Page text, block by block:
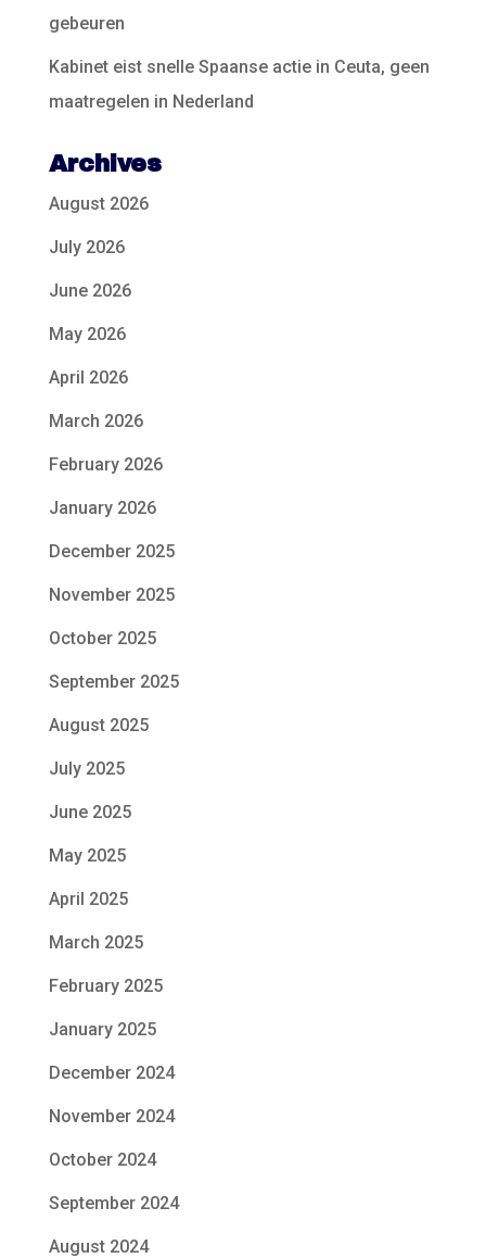
gebeuren
Kabinet eist snelle Spaanse actie in Ceuta, geen
maatregelen in Nederland
Archives
August 2026
July 2026
June 2026
May 2026
April 2026
March 2026
February 2026
January 2026
December 2025
November 2025
October 2025
September 2025
August 2025
July 2025
June 2025
May 2025
April 2025
March 2025
February 2025
January 2025
December 2024
November 2024
October 2024
September 2024
August 2024